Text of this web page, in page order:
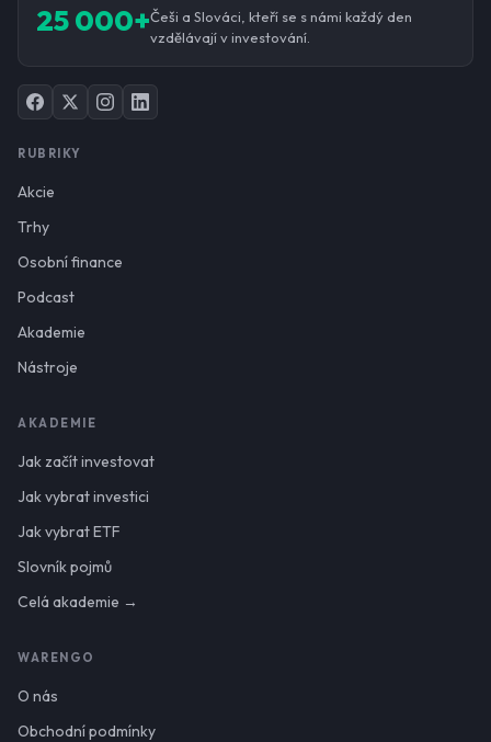
25 000+Češi a Slováci, kteří se s námi každý den
vzdělávají v investování.
RUBRIKY
Akcie
Trhy
Osobní finance
Podcast
Akademie
Nástroje
AKADEMIE
Jak začít investovat
Jak vybrat investici
Jak vybrat ETF
Slovník pojmů
Celá akademie →
WARENGO
O nás
Obchodní podmínky